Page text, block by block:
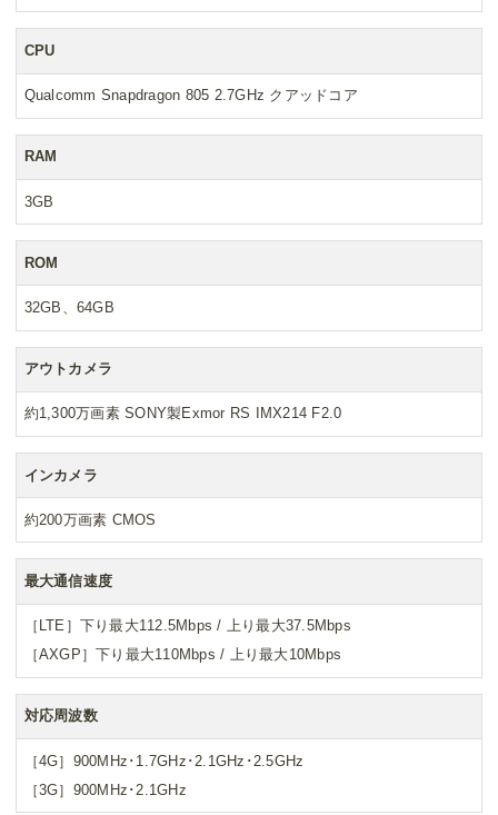
CPU
Qualcomm Snapdragon 805 2.7GHz クアッドコア
RAM
3GB
ROM
32GB、64GB
アウトカメラ
約1,300万画素 SONY製Exmor RS IMX214 F2.0
インカメラ
約200万画素 CMOS
最大通信速度
［LTE］下り最大112.5Mbps / 上り最大37.5Mbps
［AXGP］下り最大110Mbps / 上り最大10Mbps
対応周波数
［4G］900MHz･1.7GHz･2.1GHz･2.5GHz
［3G］900MHz･2.1GHz